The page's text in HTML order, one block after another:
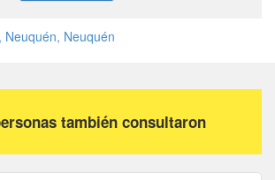
también consultaron